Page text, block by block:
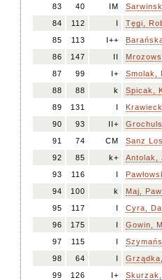
83
40 IM
84
112 I
Tęgi,
85
113 I++
86
147 II
87
99 I+
Smolak,
88
88 k
Spicak,
89
131 I
90
93 II+
91
74 CM
Sanz
92
85 k+
Antolak,
93
116 I
94
100 k
Maj,
95
117 I
Cyra,
96
175 I
Gowin,
97
115 I
98
64 I
99
126 I+